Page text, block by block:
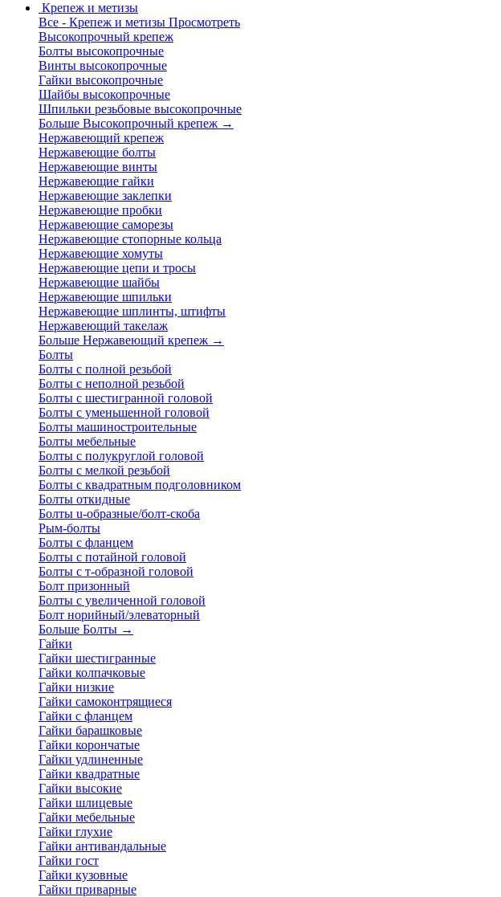
Крепеж и метизы
Все - Крепеж и метизы Просмотреть
Высокопрочный крепеж
Болты высокопрочные
Винты высокопрочные
Гайки высокопрочные
Шайбы высокопрочные
Шпильки резьбовые высокопрочные
Больше Высокопрочный крепеж →
Нержавеющий крепеж
Нержавеющие болты
Нержавеющие винты
Нержавеющие гайки
Нержавеющие заклепки
Нержавеющие пробки
Нержавеющие саморезы
Нержавеющие стопорные кольца
Нержавеющие хомуты
Нержавеющие цепи и тросы
Нержавеющие шайбы
Нержавеющие шпильки
Нержавеющие шплинты, штифты
Нержавеющий такелаж
Больше Нержавеющий крепеж →
Болты
Болты с полной резьбой
Болты с неполной резьбой
Болты с шестигранной головой
Болты с уменьшенной головой
Болты машиностроительные
Болты мебельные
Болты с полукруглой головой
Болты с мелкой резьбой
Болты с квадратным подголовником
Болты откидные
Болты u-образные/болт-скоба
Рым-болты
Болты с фланцем
Болты с потайной головой
Болты с т-образной головой
Болт призонный
Болты с увеличенной головой
Болт норийный/элеваторный
Больше Болты →
Гайки
Гайки шестигранные
Гайки колпачковые
Гайки низкие
Гайки самоконтрящиеся
Гайки с фланцем
Гайки барашковые
Гайки корончатые
Гайки удлиненные
Гайки квадратные
Гайки высокие
Гайки шлицевые
Гайки мебельные
Гайки глухие
Гайки антивандальные
Гайки гост
Гайки кузовные
Гайки приварные